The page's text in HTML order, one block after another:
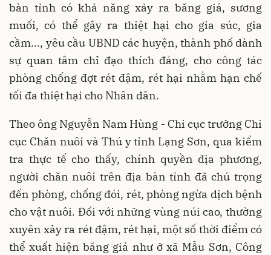
bàn tỉnh có khả năng xảy ra băng giá, sương
muối, có thể gây ra thiệt hại cho gia súc, gia
cầm..., yêu cầu UBND các huyện, thành phố dành
sự quan tâm chỉ đạo thích đáng, cho công tác
phòng chống đợt rét đậm, rét hại nhằm hạn chế
tối đa thiệt hại cho Nhân dân.
Theo ông Nguyễn Nam Hùng - Chi cục trưởng Chi
cục Chăn nuôi và Thú y tỉnh Lạng Sơn, qua kiểm
tra thực tế cho thấy, chính quyền địa phương,
người chăn nuôi trên địa bàn tỉnh đã chú trọng
đến phòng, chống đói, rét, phòng ngừa dịch bệnh
cho vật nuôi. Đối với những vùng núi cao, thường
xuyên xảy ra rét đậm, rét hại, một số thời điểm có
thể xuất hiện băng giá như ở xã Mẫu Sơn, Công